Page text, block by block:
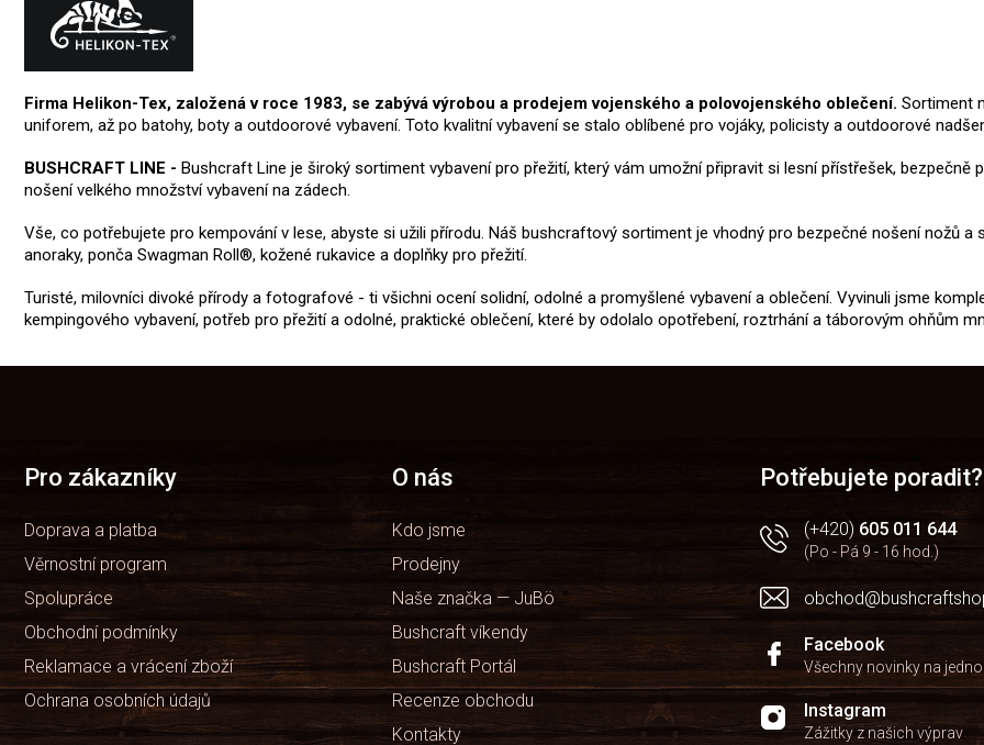
Firma Helikon-Tex, založená v roce 1983, se zabývá výrobou a prodejem vojenského a polovojenského oblečení. Sortiment
uniforem, až po batohy, boty a outdoorové vybavení. Toto kvalitní vybavení se stalo oblíbené pro vojáky, policisty a outdoorové
BUSHCRAFT LINE - Bushcraft Line je široký sortiment vybavení pro přežití, který vám umožní připravit si lesní přístřešek,
nošení velkého množství vybavení na zádech.
Vše, co potřebujete pro kempování v lese, abyste si užili přírodu. Náš bushcraftový sortiment je vhodný pro bezpečné nošení nožů
anoraky, ponča Swagman Roll®, kožené rukavice a doplňky pro přežití.
Turisté, milovníci divoké přírody a fotografové - ti všichni ocení solidní, odolné a promyšlené vybavení a oblečení. Vyvinuli jsme
kempingového vybavení, potřeb pro přežití a odolné, praktické oblečení, které by odolalo opotřebení, roztrhání a táborovým ohňům
Pro zákazníky
Doprava a platba
Věrnostní program
Spolupráce
Obchodní podmínky
Reklamace a vrácení zboží
Ochrana osobních údajů
O nás
Kdo jsme
Prodejny
Naše značka — JuBö
Bushcraft víkendy
Bushcraft Portál
Recenze obchodu
Kontakty
Potřebujete poradit?
(+420) 605 011 644
(Po - Pá 9 - 16 hod.)
Facebook
Všechny novinky na
Instagram
Zážitky z našich výprav